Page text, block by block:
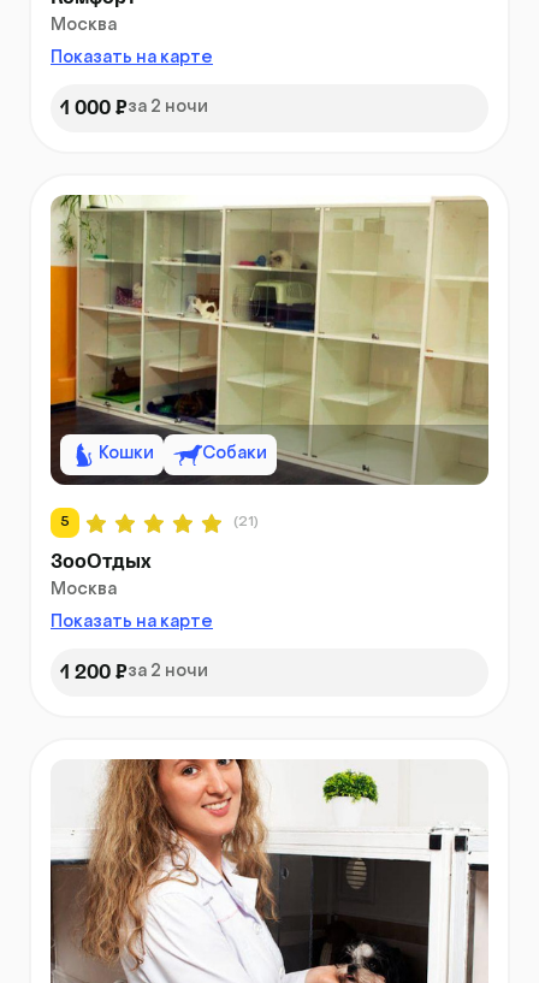
Москва
Показать на карте
1 000 ₽за 2 ночи
Кошки Собаки
5 (21)
ЗооОтдых
Москва
Показать на карте
1 200 ₽за 2 ночи